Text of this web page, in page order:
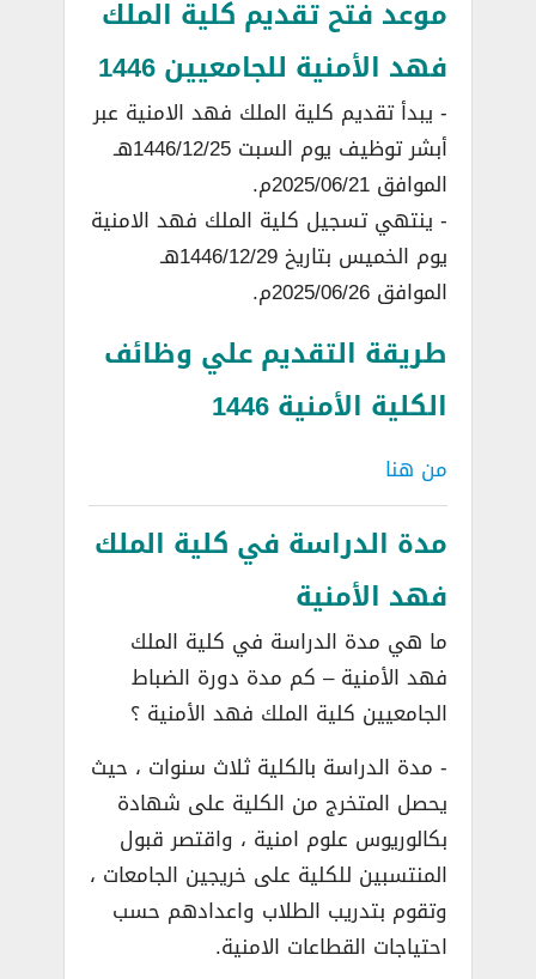
موعد فتح تقديم كلية الملك
فهد الأمنية للجامعيين 1446
­- يبدأ تقديم كلية الملك فهد الامنية عبر
أبشر توظيف يوم السبت 1446/12/25هـ
الموافق 2025/06/21م.
­- ينتهي تسجيل كلية الملك فهد الامنية
يوم الخميس بتاريخ 1446/12/29هـ
الموافق 2025/06/26م.
طريقة التقديم علي وظائف
الكلية الأمنية 1446
من هنا
مدة الدراسة في كلية الملك
فهد الأمنية
ما هي مدة الدراسة في كلية الملك
فهد الأمنية – كم مدة دورة الضباط
الجامعيين كلية الملك فهد الأمنية ؟
­- مدة الدراسة بالكلية ثلاث سنوات ، حيث
يحصل المتخرج من الكلية على شهادة
بكالوريوس علوم امنية ، واقتصر قبول
المنتسبين للكلية على خريجين الجامعات ،
وتقوم بتدريب الطلاب واعدادهم حسب
احتياجات القطاعات الامنية.